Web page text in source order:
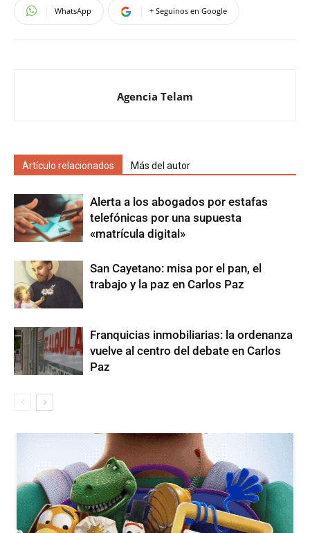
WhatsApp + Seguinos en Google
Agencia Telam
Artículo relacionados Más del autor
Alerta a los abogados por estafas
telefónicas por una supuesta
«matrícula digital»
San Cayetano: misa por el pan, el
trabajo y la paz en Carlos Paz
Franquicias inmobiliarias: la ordenanza
vuelve al centro del debate en Carlos
Paz